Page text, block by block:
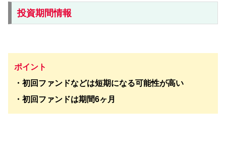
投資期間情報
ポイント
・初回ファンドなどは短期になる可能性が高い
・初回ファンドは期間6ヶ月